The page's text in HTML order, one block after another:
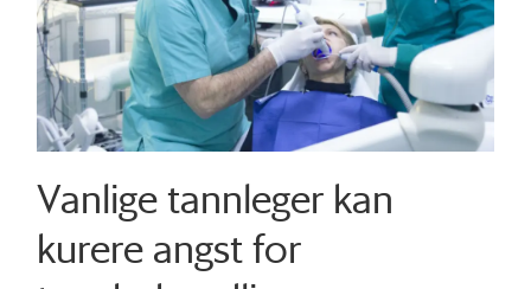
Vanlige tannleger kan
kurere angst for